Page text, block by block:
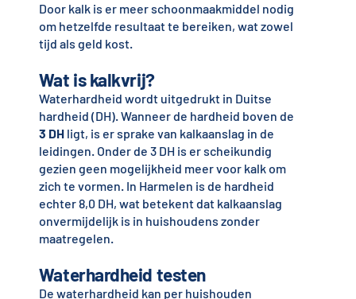
Door kalk is er meer schoonmaakmiddel nodig
om hetzelfde resultaat te bereiken, wat zowel
tijd als geld kost.
Wat is kalkvrij?
Waterhardheid wordt uitgedrukt in Duitse
hardheid (DH). Wanneer de hardheid boven de
3 DHligt, is er sprake van kalkaanslag in de
leidingen. Onder de 3 DH is er scheikundig
gezien geen mogelijkheid meer voor kalk om
zich te vormen. In Harmelen is de hardheid
echter 8,0 DH, wat betekent dat kalkaanslag
onvermijdelijk is in huishoudens zonder
maatregelen.
Waterhardheid testen
De waterhardheid kan per huishouden